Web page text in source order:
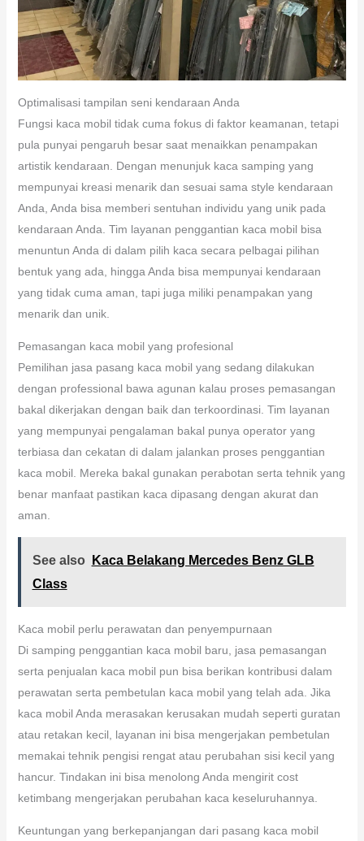
Optimalisasi tampilan seni kendaraan Anda
Fungsi kaca mobil tidak cuma fokus di faktor keamanan, tetapi
pula punyai pengaruh besar saat menaikkan penampakan
artistik kendaraan. Dengan menunjuk kaca samping yang
mempunyai kreasi menarik dan sesuai sama style kendaraan
Anda, Anda bisa memberi sentuhan individu yang unik pada
kendaraan Anda. Tim layanan penggantian kaca mobil bisa
menuntun Anda di dalam pilih kaca secara pelbagai pilihan
bentuk yang ada, hingga Anda bisa mempunyai kendaraan
yang tidak cuma aman, tapi juga miliki penampakan yang
menarik dan unik.
Pemasangan kaca mobil yang profesional
Pemilihan jasa pasang kaca mobil yang sedang dilakukan
dengan professional bawa agunan kalau proses pemasangan
bakal dikerjakan dengan baik dan terkoordinasi. Tim layanan
yang mempunyai pengalaman bakal punya operator yang
terbiasa dan cekatan di dalam jalankan proses penggantian
kaca mobil. Mereka bakal gunakan perabotan serta tehnik yang
benar manfaat pastikan kaca dipasang dengan akurat dan
aman.
See also
Kaca Belakang Mercedes Benz GLB
Class
Kaca mobil perlu perawatan dan penyempurnaan
Di samping penggantian kaca mobil baru, jasa pemasangan
serta penjualan kaca mobil pun bisa berikan kontribusi dalam
perawatan serta pembetulan kaca mobil yang telah ada. Jika
kaca mobil Anda merasakan kerusakan mudah seperti guratan
atau retakan kecil, layanan ini bisa mengerjakan pembetulan
memakai tehnik pengisi rengat atau perubahan sisi kecil yang
hancur. Tindakan ini bisa menolong Anda mengirit cost
ketimbang mengerjakan perubahan kaca keseluruhannya.
Keuntungan yang berkepanjangan dari pasang kaca mobil